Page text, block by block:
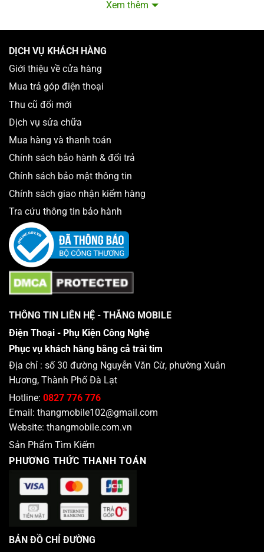
– Sản phẩm điện thoại di động cao cấp đã qua sử dụng
mới 96 – 99%, nguyên zin chưa qua sửa chữa.
– Dịch vụ thay thế sửa chữa phần cứng chuyên nghiệp.
– Dịch vụ unlock sim ghép, code, phần cứng.
– Dịch vụ unlock icloud.
– Dịch vụ cài đặt nâng cấp phần mềm.
– Sửa chữa, thay thế linh phụ kiện chính hãng.
Hãy trở thành những người tiêu dùng thông minh nhất, sở
hữu những chiếc điện thoại mơ ước với giá cả hợp lý nhất
tại cửa hàng chúng tôi.
I Phone Uy Tín Đà Lạt – Thắng Mobile uy tín chất lượng
gây dựng thương hiệu.
Xem thêm
DỊCH VỤ KHÁCH HÀNG
Giới thiệu về cửa hàng
Mua trả góp điện thoại
Thu cũ đổi mới
Dịch vụ sửa chữa
Mua hàng và thanh toán
Chính sách bảo hành & đổi trả
Chính sách bảo mật thông tin
Chính sách giao nhận kiểm hàng
Tra cứu thông tin bảo hành
THÔNG TIN LIÊN HỆ - THẮNG MOBILE
Điện Thoại - Phụ Kiện Công Nghệ
Phục vụ khách hàng bằng cả trái tim
Địa chỉ : số 30 đường Nguyễn Văn Cừ, phường Xuân
Hương, Thành Phố Đà Lạt
Hotline: 0827 776 776
Email: thangmobile102@gmail.com
Website: thangmobile.com.vn
Sản Phẩm Tìm Kiếm
PHƯƠNG THỨC THANH TOÁN
BẢN ĐỒ CHỈ ĐƯỜNG